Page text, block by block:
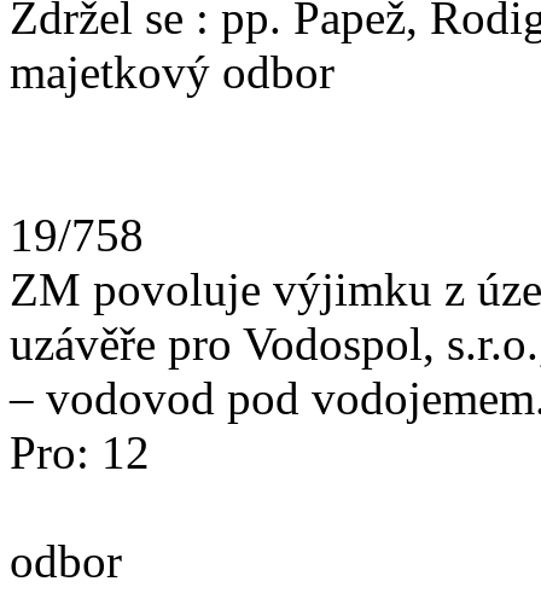
Zdržel se : pp.
majetkový odbor
19/758
ZM povoluje výjimku z
uzávěře pro Vodospol,
– vodovod pod
Pro: 12
odbor